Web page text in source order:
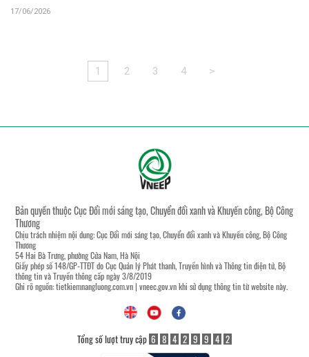
17/06/2026
1 2 3 4 >
Bản quyền thuộc Cục Đổi mới sáng tạo, Chuyển đổi xanh và Khuyến công, Bộ Công
Thương
Chịu trách nhiệm nội dung: Cục Đổi mới sáng tạo, Chuyển đổi xanh và Khuyến công, Bộ Công
Thương
54 Hai Bà Trưng, phường Cửa Nam, Hà Nội
Giấy phép số 148/GP-TTĐT do Cục Quản lý Phát thanh, Truyền hình và Thông tin điện tử, Bộ
thông tin và Truyền thông cấp ngày 3/8/2019
Ghi rõ nguồn:tietkiemnangluong.com.vn| vneec.gov.vnkhi sử dụng thông tin từ website này.
Tổng số lượt truy cập 6 8 4 2 9 9 4 2